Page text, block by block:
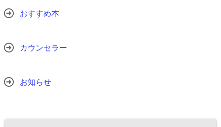
おすすめ本
カウンセラー
お知らせ